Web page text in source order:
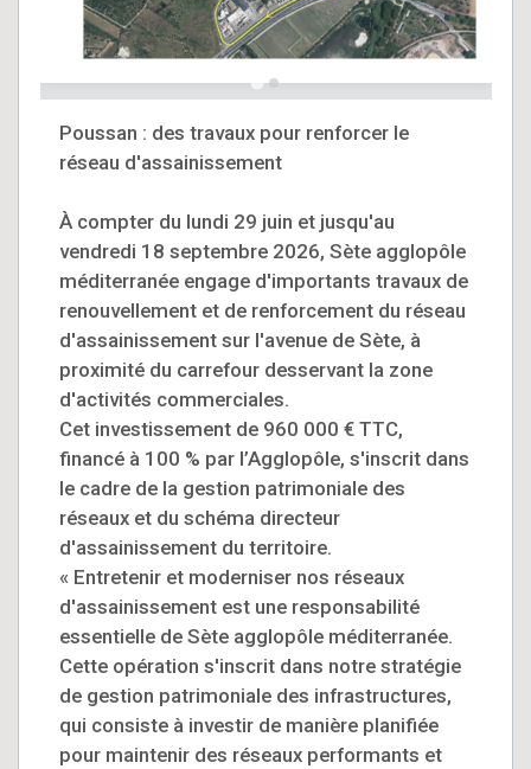
Poussan : des travaux pour renforcer le
réseau d'assainissement
À compter du lundi 29 juin et jusqu'au
vendredi 18 septembre 2026, Sète agglopôle
méditerranée engage d'importants travaux de
renouvellement et de renforcement du réseau
d'assainissement sur l'avenue de Sète, à
proximité du carrefour desservant la zone
d'activités commerciales.
Cet investissement de 960 000 € TTC,
financé à 100 % par l’Agglopôle, s'inscrit dans
le cadre de la gestion patrimoniale des
réseaux et du schéma directeur
d'assainissement du territoire.
« Entretenir et moderniser nos réseaux
d'assainissement est une responsabilité
essentielle de Sète agglopôle méditerranée.
Cette opération s'inscrit dans notre stratégie
de gestion patrimoniale des infrastructures,
qui consiste à investir de manière planifiée
pour maintenir des réseaux performants et